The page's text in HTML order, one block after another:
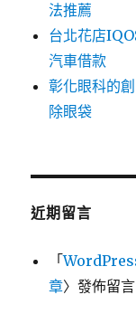
法推薦
台北花店
汽車借款
彰化眼科的
除眼袋
近期留言
「
章〉發佈留言